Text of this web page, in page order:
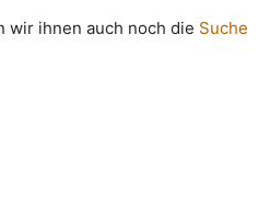
wir ihnen auch noch die Suche